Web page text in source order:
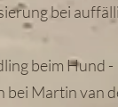
bei
beim Hund
bei Martin van